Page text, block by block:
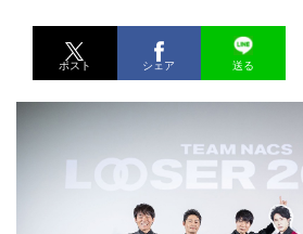
ポスト シェア 送る